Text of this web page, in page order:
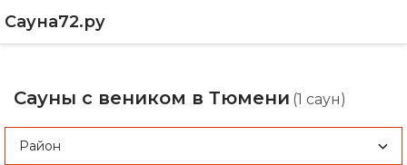
Сауна72.ру
Сауны с веником в Тюмени (1 саун)
Район